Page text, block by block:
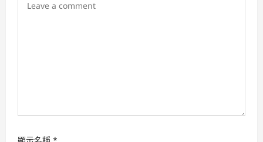
顯示名稱 *